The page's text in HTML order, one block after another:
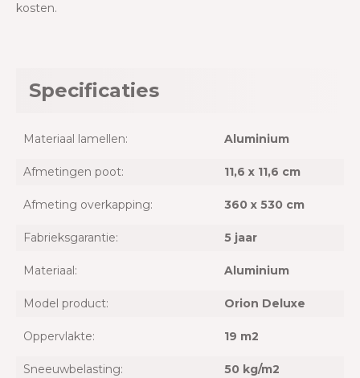
kosten.
Specificaties
Materiaal lamellen: Aluminium
Afmetingen poot: 11,6 x 11,6 cm
Afmeting overkapping: 360 x 530 cm
Fabrieksgarantie: 5 jaar
Materiaal: Aluminium
Model product: Orion Deluxe
Oppervlakte: 19 m2
Sneeuwbelasting: 50 kg/m2